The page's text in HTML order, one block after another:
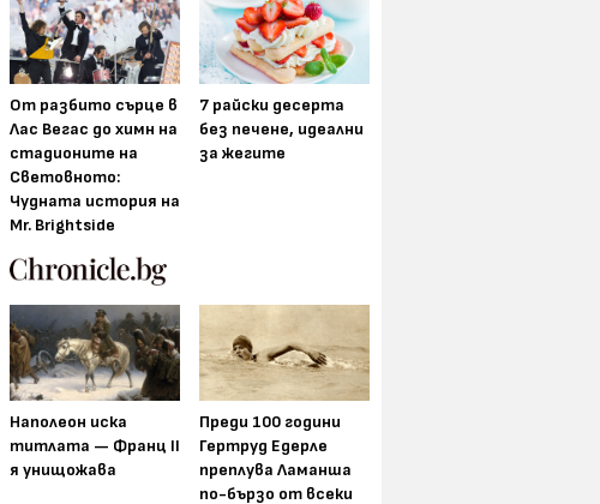
От разбито сърце в
Лас Вегас до химн на
стадионите на
Световното:
Чудната история на
Mr. Brightside
7 райски десерта
без печене, идеални
за жегите
Наполеон иска
титлата — Франц II
я унищожава
Преди 100 години
Гертруд Едерле
преплува Ламанша
по-бързо от всеки